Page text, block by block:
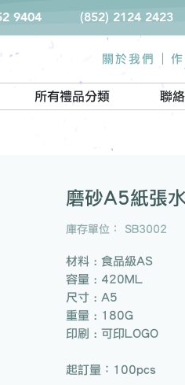
9404 (852) 2124 2423
關於我們 |
所有禮品分類 聯
磨砂A5紙張
庫存單位： SB3002
材料 : 食品級AS
容量 : 420ML
尺寸 : A5
重量 : 180G
印刷 : 可印LOGO
起訂量：100pcs